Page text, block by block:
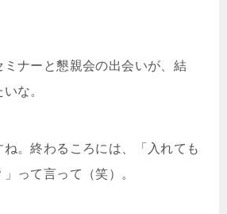
ミナーと懇親会の出会いが、結
な。
ね。終わるころには、「入れても
って言って（笑）。